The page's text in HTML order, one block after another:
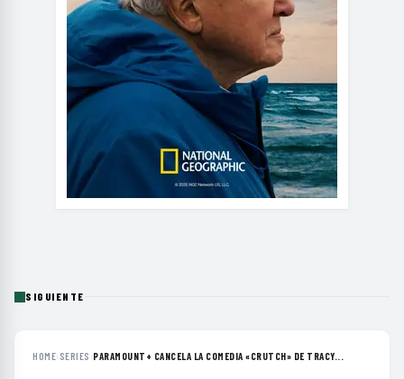
SIGUIENTE
HOME› SERIES ›PARAMOUNT+ CANCELA LA COMEDIA «CRUTCH» DE TRACY...